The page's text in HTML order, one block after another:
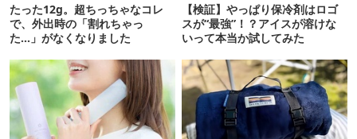
たった12g。超ちっちゃなコレ
で、外出時の「割れちゃっ
た…」がなくなりました
【検証】やっぱり保冷剤はロゴ
スが“最強”！？アイスが溶けな
いって本当か試してみた